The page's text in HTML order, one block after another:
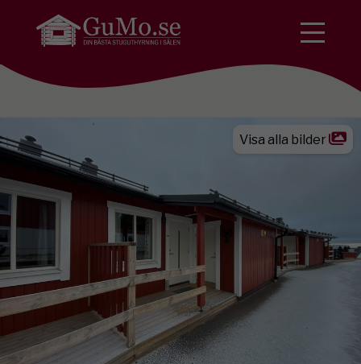
Visa alla bilder